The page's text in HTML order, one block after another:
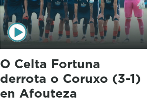
O Celta Fortuna
derrota o Coruxo (3-1)
en Afouteza